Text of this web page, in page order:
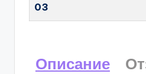
03
Описание